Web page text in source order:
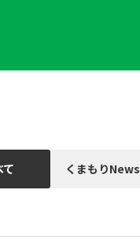
て くまもりNews